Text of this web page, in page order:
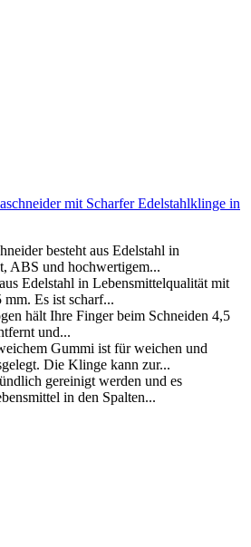
mit Scharfer Edelstahlklinge in
besteht aus Edelstahl in
ABS und hochwertigem...
Edelstahl in Lebensmittelqualität mit
Es ist scharf...
hält Ihre Finger beim Schneiden 4,5
und...
Gummi ist für weichen und
Die Klinge kann zur...
gereinigt werden und es
in den Spalten...